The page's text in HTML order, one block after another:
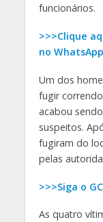
funcionários.
>>>Clique
no
Um dos
fugir
acabou
suspeitos.
fugiram do
pelas
>>>Siga o
As quatro